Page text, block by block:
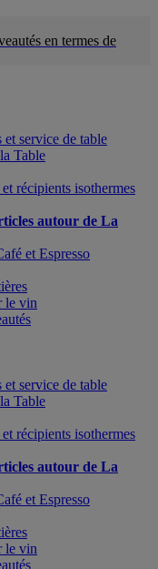
en termes de
et service de table
Table
récipients isothermes
autour de La
et Espresso
le vin
et service de table
Table
récipients isothermes
autour de La
et Espresso
le vin